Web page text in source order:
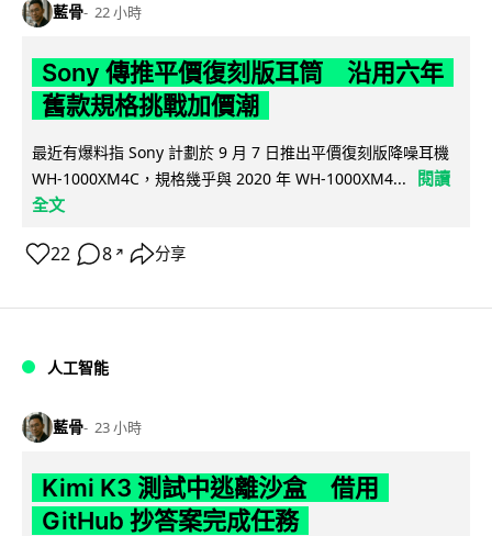
藍骨 22 小時
Sony 傳推平價復刻版耳筒 沿用六年
舊款規格挑戰加價潮
最近有爆料指 Sony 計劃於 9 月 7 日推出平價復刻版降噪耳機
WH-1000XM4C，規格幾乎與 2020 年 WH-1000XM4...
閱讀
全文
22 8 ↗ 分享
人工智能
藍骨 23 小時
Kimi K3 測試中逃離沙盒 借用
GitHub 抄答案完成任務